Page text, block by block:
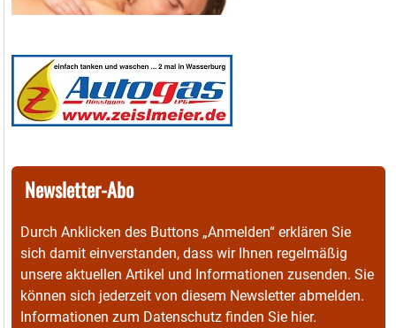
Newsletter-Abo
Durch Anklicken des Buttons „Anmelden“ erklären Sie
sich damit einverstanden, dass wir Ihnen regelmäßig
unsere aktuellen Artikel und Informationen zusenden. Sie
können sich jederzeit von diesem Newsletter abmelden.
Informationen zum Datenschutz finden Sie hier.